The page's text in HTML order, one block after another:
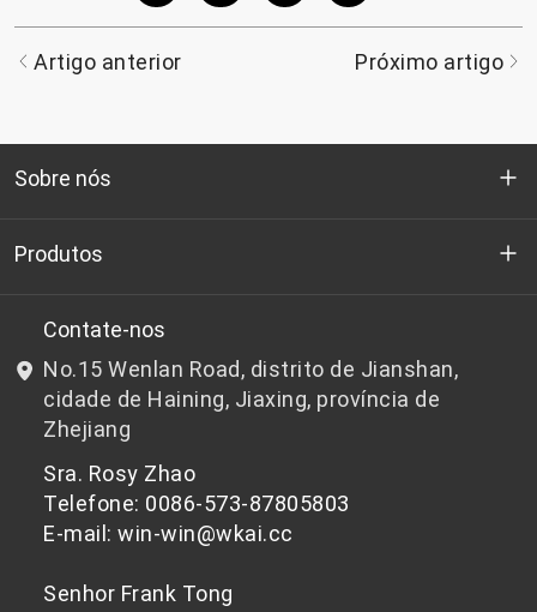
Artigo anterior Próximo artigo
Sobre nós
Quem somos
P&D
Notícias e Eventos
política de Privacidade
Produtos
Chips de PET de qualidade para garrafas
Chips de PET não adequados para garrafas
Contate-nos
No.15 Wenlan Road, distrito de Jianshan,
cidade de Haining, Jiaxing, província de
Zhejiang
Sra. Rosy Zhao
Telefone: 0086-573-87805803
E-mail: win-win@wkai.cc
Senhor Frank Tong